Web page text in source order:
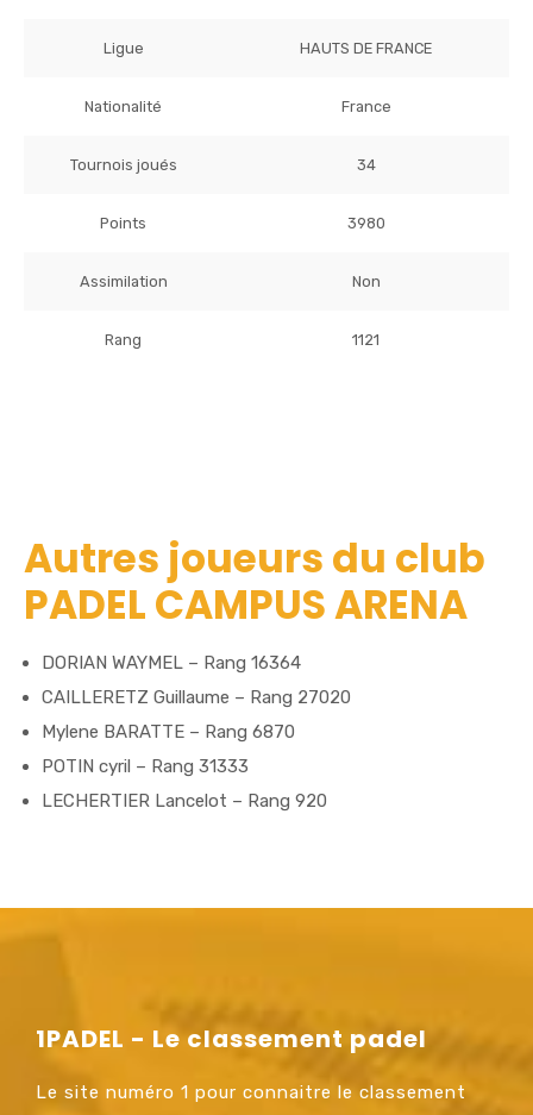
Ligue HAUTS DE FRANCE
Nationalité France
Tournois joués 34
Points 3980
Assimilation Non
Rang 1121
Autres joueurs du club
PADEL CAMPUS ARENA
DORIAN WAYMEL – Rang 16364
CAILLERETZ Guillaume – Rang 27020
Mylene BARATTE – Rang 6870
POTIN cyril – Rang 31333
LECHERTIER Lancelot – Rang 920
1PADEL - Le classement padel
Le site numéro 1 pour connaitre le classement